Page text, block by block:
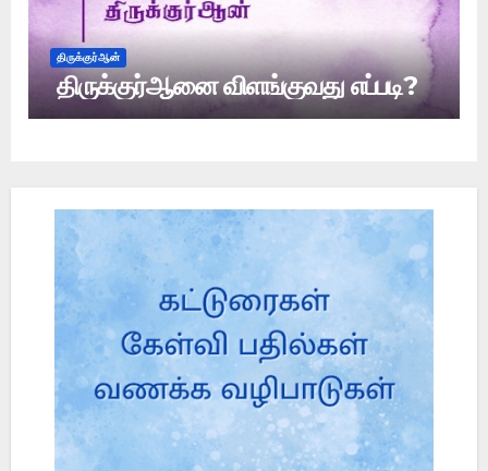
திருக்குர்ஆன்
திருக்குர்ஆனை விளங்குவது எப்படி?